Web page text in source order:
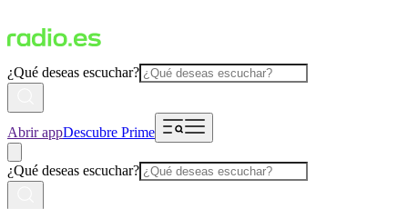
¿Qué deseas escuchar?
Abrir appDescubre Prime
¿Qué deseas escuchar?